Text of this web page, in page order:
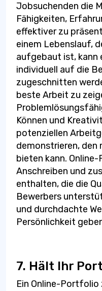
Jobsuchenden die
Fähigkeiten,
effektiver zu
einem Lebenslauf,
aufgebaut ist, kann
individuell auf die
zugeschnitten
beste Arbeit zu
Können und
potenziellen
demonstrieren, den
bieten kann.
Anschreiben und
enthalten, die die
Bewerbers
und durchdachte
Persönlichkeit
7. Hält Ihr
Ein Online-Portfolio